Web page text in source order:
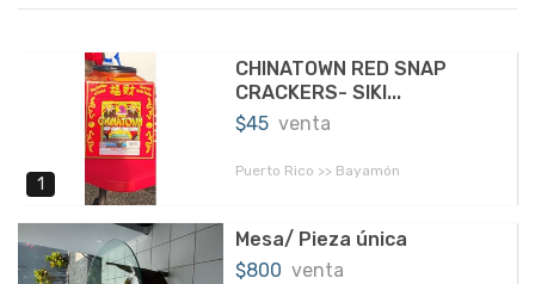
1
CHINATOWN RED SNAP
CRACKERS- SIKI...
$45 venta
Puerto Rico >> Bayamón
Mesa/ Pieza única
$800 venta